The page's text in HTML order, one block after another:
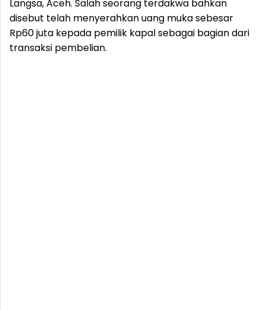
Langsa, Aceh. Salah seorang terdakwa bahkan
disebut telah menyerahkan uang muka sebesar
Rp60 juta kepada pemilik kapal sebagai bagian dari
transaksi pembelian.